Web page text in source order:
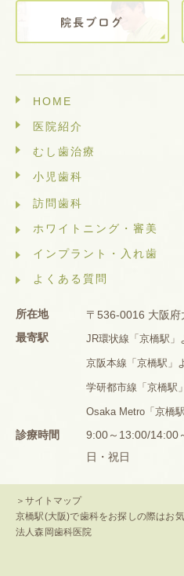
HOME
医院紹介
むし歯治療
小児歯科
訪問歯科
ホワイトニング・審美
インプラント・入れ歯
よくある質問
所在地
〒536-0016 大阪
最寄駅
JR環状線「京橋駅」
京阪本線「京橋駅」
学研都市線「京橋駅
Osaka Metro「京橋
診療時間
9:00～13:00/14:00
日・祝日
＞サイトマップ
京橋駅(大阪)で歯科をお探しの際はお
法人森岡歯科医院